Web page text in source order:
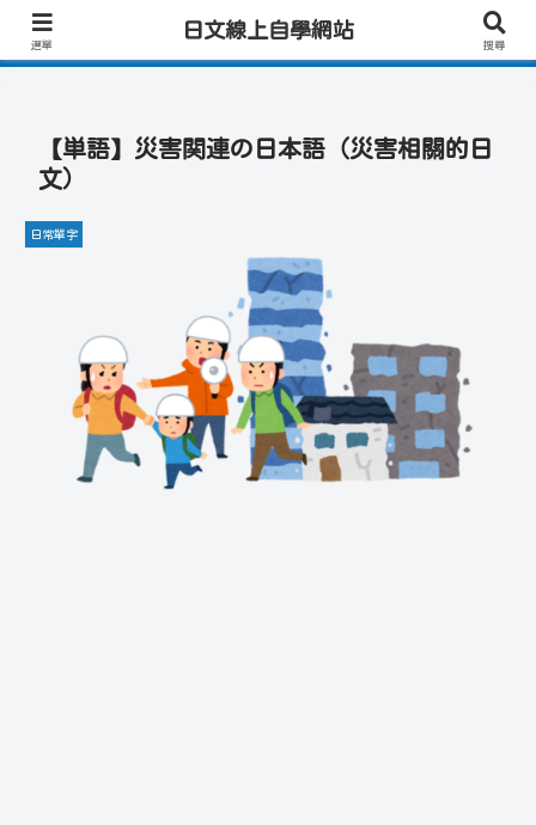
日文學習首選｜快速學會實用日文｜專業日籍老師一對一線上教學｜高效會話練
【単語】災害関連の日本語（災害相關的日
文）
日常單字
選單
日文線上自學網站
搜尋